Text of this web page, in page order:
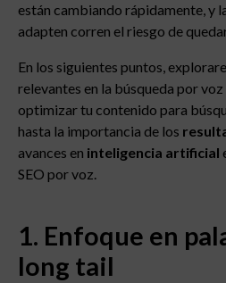
están cambiando rápidamente, y
adapten corren el riesgo de
En los siguientes puntos,
relevantes en la búsqueda por
optimizar tu contenido para
hasta la importancia de los
avances en inteligencia artificial
SEO por voz.
1. Enfoque en
long tail